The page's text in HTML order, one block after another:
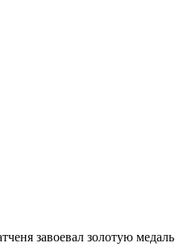
завоевал золотую медаль